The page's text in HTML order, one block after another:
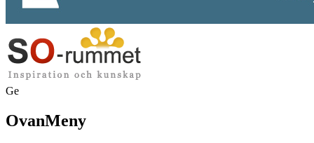
Ge
OvanMeny